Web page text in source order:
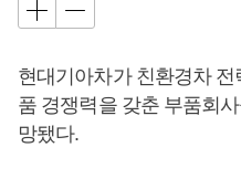
현대기아차가 친환경차
품 경쟁력을 갖춘 부품회
망됐다.